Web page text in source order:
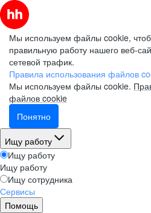
Мы используем файлы cookie,
правильную работу нашего веб-
сетевой трафик.
Правила использования файлов
Мы используем файлы cookie.
файлов cookie
Понятно
Ищу работу
Ищу работу
Ищу работу
Ищу сотрудника
Сервисы
Помощь